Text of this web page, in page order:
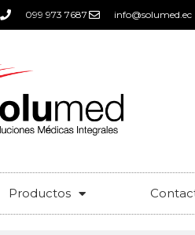
099 973 7687 info@solumed.ec
Productos